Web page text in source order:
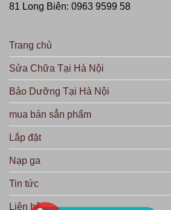
81 Long Biên: 0963 9599 58
Trang chủ
Sửa Chữa Tại Hà Nội
Bảo Dưỡng Tại Hà Nội
mua bán sẳn phẩm
Lắp đặt
Nạp ga
Tin tức
Liên hệ